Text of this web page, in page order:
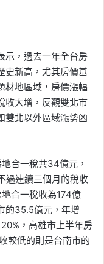
示，過去一年全台房
史新高，尤其房價基
材地區域，房價漲幅
收大增，反觀雙北市
雙北以外區域漲勢凶
合一稅共34億元，
過連續三個月的稅收
合一稅收為174億
的35.5億元，年增
，高雄市上半年房
較低的則是台南市的